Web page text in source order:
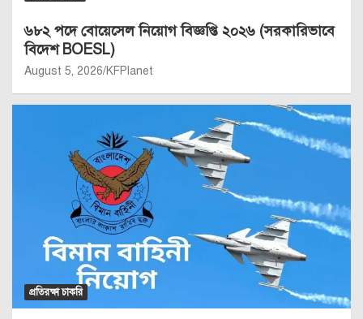
৬৮২ পদে বোয়েসেল নিয়োগ বিজ্ঞপ্তি ২০২৬ (সরকারিভাবে
বিদেশ BOESL)
August 5, 2026 KFPlanet
প্রতিরক্ষা চাকরি